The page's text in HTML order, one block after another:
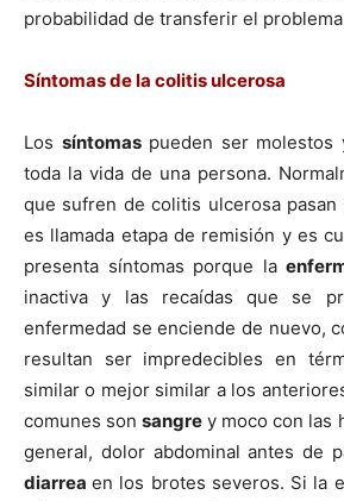
probabilidad de transferir el
Sí­ntomas de la colitis ulcerosa
Los sí­ntomas pueden ser molestos
toda la vida de una persona.
que sufren de colitis ulcerosa pasan
es llamada etapa de remisión y es
presenta sí­ntomas porque la
inactiva y las recaí­das que se
enfermedad se enciende de nuevo,
resultan ser impredecibles en
similar o mejor similar a los
comunes sonsangre y moco con las
general, dolor abdominal antes de
diarreaen los brotes severos. Si la